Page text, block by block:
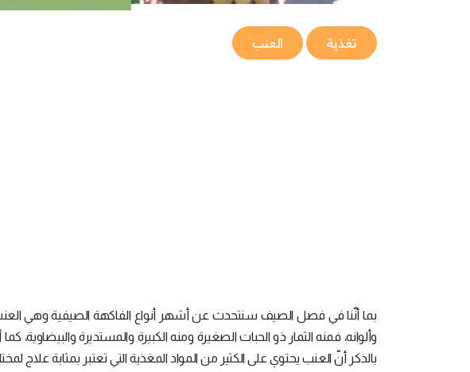
تغذية العنب
بما أنّنا في فصل الصيف سنتحدث عن أشهر أنواع الفاكهة الصيفية وهي
وألوانه، فمنه الثمار ذو الحبات الصغيرة ومنه الكبيرة والمستديرة
بالذكر أنّ العنب يحتوي على الكثير من المواد المغذية التي تعتبر بمثابة